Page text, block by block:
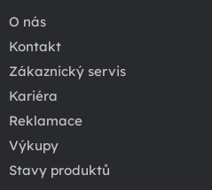
O nás
Kontakt
Zákaznický servis
Kariéra
Reklamace
Výkupy
Stavy produktů